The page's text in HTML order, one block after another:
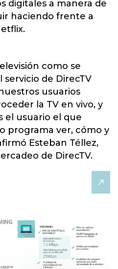
digitales a manera de
haciendo frente a
como se
de DirecTV
usuarios
la TV en vivo, y
el usuario el que
programa ver, cómo y
Esteban Téllez,
de DirecTV.